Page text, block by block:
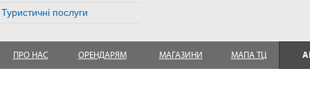
Туристичні послуги
ПРО НАС ОРЕНДАРЯМ МАГАЗИНИ МАПА ТЦ